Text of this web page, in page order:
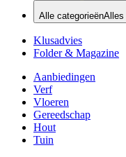
Alle categorieënAlles
Klusadvies
Folder & Magazine
Aanbiedingen
Verf
Vloeren
Gereedschap
Hout
Tuin